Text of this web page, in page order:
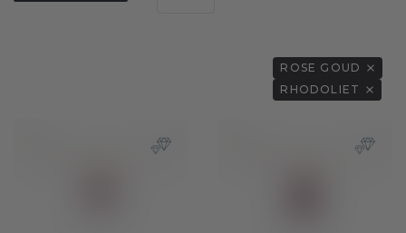
ROSE GOUD
RHODOLIET